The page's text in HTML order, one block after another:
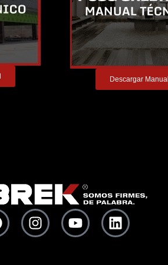
Descargar Manual